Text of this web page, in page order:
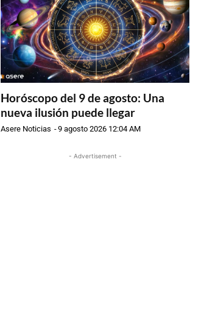
Horóscopo del 9 de agosto: Una
nueva ilusión puede llegar
Asere Noticias -9 agosto 2026 12:04 AM
- Advertisement -